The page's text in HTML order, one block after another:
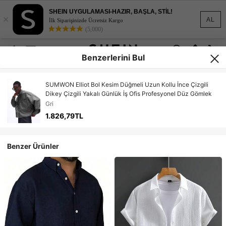
AL
×
SHEIN UYGULAMASI-HAZIR, BAŞLA, STİL!
İlk Siparişinizde Ücretsiz Kargo
(5,000)
Benzerlerini Bul
SUMWON Elliot Bol Kesim Düğmeli Uzun Kollu İnce Çizgili
Dikey Çizgili Yakalı Günlük İş Ofis Profesyonel Düz Gömlek
Gri
1.826,79TL
Benzer Ürünler